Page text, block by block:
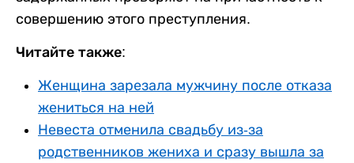
совершению этого преступления.
Читайте также:
Женщина зарезала мужчину после отказа
жениться на ней
Невеста отменила свадьбу из-за
родственников жениха и сразу вышла за